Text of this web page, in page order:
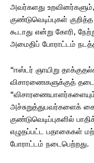
அவர்களது
குண்டுவெடிப்புகள்
கூடாது என்று கோரி,
அமைதிப் போராட்டம்
“ஈஸ்டர் ஞாயிறு
விசாரணைகளுக்குத் தடை
அச்சுறுத்துபவர்களைக்
குண்டுவெடிப்புகளில்
எழுதப்பட்ட பதாகைகள்
போராட்டம் நடைபெற்றது.